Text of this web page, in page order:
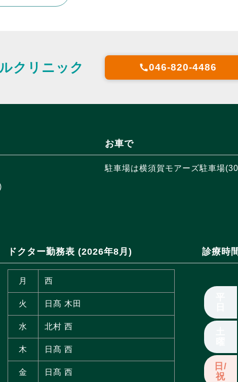
クリニック call046-820-4486
お車で
駐車場は横須賀モアーズ駐車場
ドクター勤務表 (2026年8月)
月 西
火 日髙 木田
水 北村 西
木 日髙 西
金 日髙 西
診療時
日/
祝